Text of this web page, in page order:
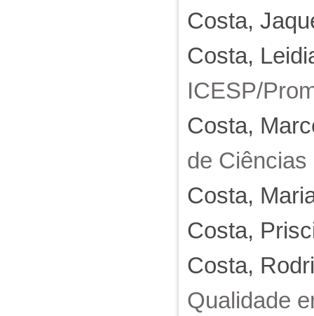
Costa,
Costa,
ICESP/
Costa,
de
Costa,
Costa,
Costa,
Qualidade